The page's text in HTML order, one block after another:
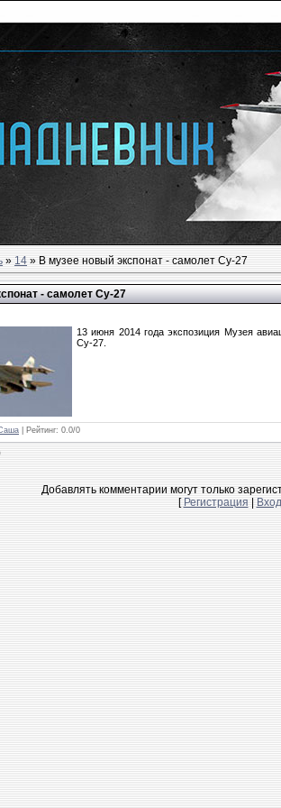
» 14» В музее новый экспонат - самолет Су-27
- самолет Су-27
13 июня 2014 года экспозиция Музея
Су-27.
Рейтинг: 0.0/0
Добавлять комментарии могут только
[Регистрация|Вход